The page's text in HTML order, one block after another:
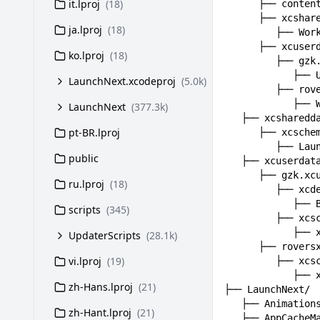
it.lproj (18)
ja.lproj (18)
ko.lproj (18)
LaunchNext.xcodeproj (5.0k)
LaunchNext (377.3k)
pt-BR.lproj
public
ru.lproj (18)
scripts (345)
UpdaterScripts (28.1k)
vi.lproj (19)
zh-Hans.lproj (21)
zh-Hant.lproj (21)